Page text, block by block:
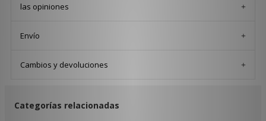
las opiniones
Envío
Cambios y devoluciones
Categorías relacionadas